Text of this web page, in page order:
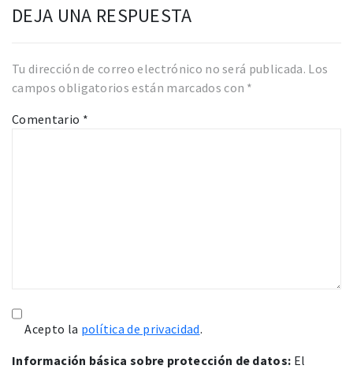
DEJA UNA RESPUESTA
Tu dirección de correo electrónico no será publicada. Los
campos obligatorios están marcados con *
Comentario *
Acepto la política de privacidad.
Información básica sobre protección de datos: El